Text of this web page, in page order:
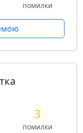
помилки
3
помилки